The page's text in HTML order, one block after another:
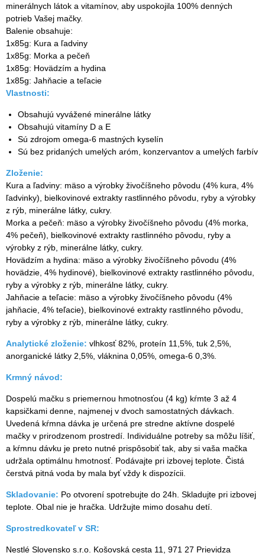
minerálnych látok a vitamínov, aby uspokojila 100% denných
potrieb Vašej mačky.
Balenie obsahuje:
1x85g: Kura a ľadviny
1x85g: Morka a pečeň
1x85g: Hovädzím a hydina
1x85g: Jahňacie a teľacie
Vlastnosti:
Obsahujú vyvážené minerálne látky
Obsahujú vitamíny D a E
Sú zdrojom omega-6 mastných kyselín
Sú bez pridaných umelých aróm, konzervantov a umelých farbív
Zloženie:
Kura a ľadviny: mäso a výrobky živočíšneho pôvodu (4% kura, 4%
ľadvinky), bielkovinové extrakty rastlinného pôvodu, ryby a výrobky
z rýb, minerálne látky, cukry.
Morka a pečeň: mäso a výrobky živočíšneho pôvodu (4% morka,
4% pečeň), bielkovinové extrakty rastlinného pôvodu, ryby a
výrobky z rýb, minerálne látky, cukry.
Hovädzím a hydina: mäso a výrobky živočíšneho pôvodu (4%
hovädzie, 4% hydinové), bielkovinové extrakty rastlinného pôvodu,
ryby a výrobky z rýb, minerálne látky, cukry.
Jahňacie a teľacie: mäso a výrobky živočíšneho pôvodu (4%
jahňacie, 4% teľacie), bielkovinové extrakty rastlinného pôvodu,
ryby a výrobky z rýb, minerálne látky, cukry.
Analytické zloženie: vlhkosť 82%, proteín 11,5%, tuk 2,5%,
anorganické látky 2,5%, vláknina 0,05%, omega-6 0,3%.
Krmný návod:
Dospelú mačku s priemernou hmotnosťou (4 kg) kŕmte 3 až 4
kapsičkami denne, najmenej v dvoch samostatných dávkach.
Uvedená kŕmna dávka je určená pre stredne aktívne dospelé
mačky v prirodzenom prostredí. Individuálne potreby sa môžu líšiť,
a kŕmnu dávku je preto nutné prispôsobiť tak, aby si vaša mačka
udržala optimálnu hmotnosť. Podávajte pri izbovej teplote. Čistá
čerstvá pitná voda by mala byť vždy k dispozícii.
Skladovanie: Po otvorení spotrebujte do 24h. Skladujte pri izbovej
teplote. Obal nie je hračka. Udržujte mimo dosahu detí.
Sprostredkovateľ v SR:
Nestlé Slovensko s.r.o. Košovská cesta 11, 971 27 Prievidza